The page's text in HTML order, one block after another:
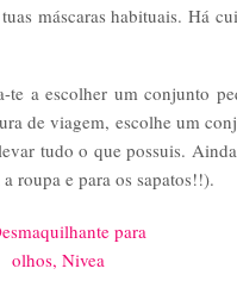
máscaras habituais. Há
a escolher um conjunto
de viagem, escolhe um
tudo o que possuis.
roupa e para os sapatos!!).